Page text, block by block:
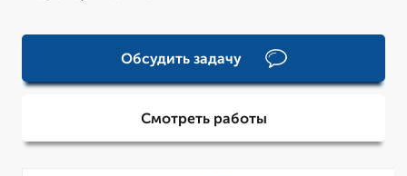
Обсудить задачу
Смотреть работы